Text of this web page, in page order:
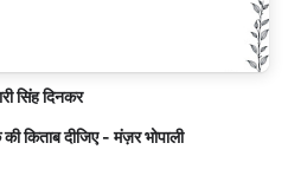
सिंह दिनकर
किताब दीजिए - मंज़र भोपाली